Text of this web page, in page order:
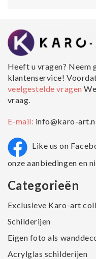
Heeft u vragen? Neem
klantenservice!
veelgestelde vragen
vraag.
E-mail: info@karo-
Like us on
onze aanbiedingen en
Categorieën
Exclusieve Karo-art
Schilderijen
Eigen foto als
Acrylglas schilderijen